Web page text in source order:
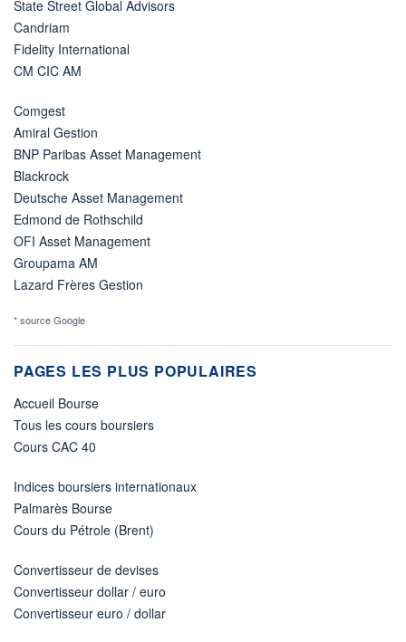
State Street Global Advisors
Candriam
Fidelity International
CM CIC AM
Comgest
Amiral Gestion
BNP Paribas Asset Management
Blackrock
Deutsche Asset Management
Edmond de Rothschild
OFI Asset Management
Groupama AM
Lazard Frères Gestion
* source Google
PAGES LES PLUS POPULAIRES
Accueil Bourse
Tous les cours boursiers
Cours CAC 40
Indices boursiers internationaux
Palmarès Bourse
Cours du Pétrole (Brent)
Convertisseur de devises
Convertisseur dollar / euro
Convertisseur euro / dollar